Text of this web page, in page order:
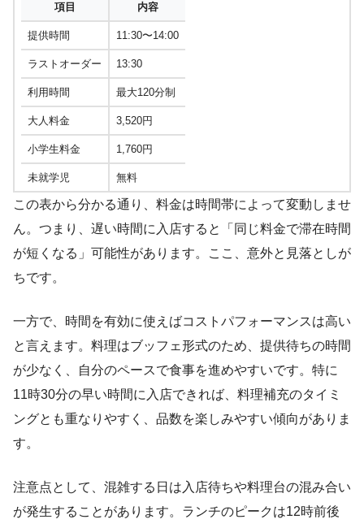
項目 内容
提供時間 11:30〜14:00
ラストオーダー 13:30
利用時間 最大120分制
大人料金 3,520円
小学生料金 1,760円
未就学児 無料
この表から分かる通り、料金は時間帯によって変動しませ
ん。つまり、遅い時間に入店すると「同じ料金で滞在時間
が短くなる」可能性があります。ここ、意外と見落としが
ちです。
一方で、時間を有効に使えばコストパフォーマンスは高い
と言えます。料理はブッフェ形式のため、提供待ちの時間
が少なく、自分のペースで食事を進めやすいです。特に
11時30分の早い時間に入店できれば、料理補充のタイミ
ングとも重なりやすく、品数を楽しみやすい傾向がありま
す。
注意点として、混雑する日は入店待ちや料理台の混み合い
が発生することがあります。ランチのピークは12時前後